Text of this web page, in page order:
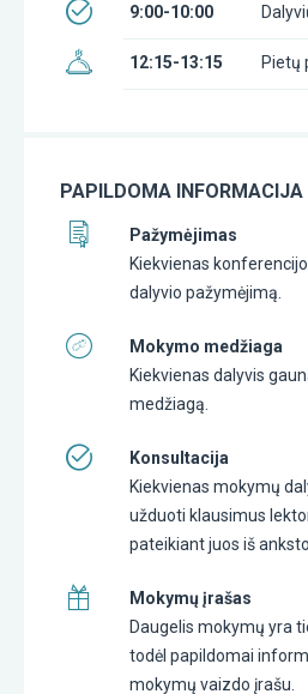
9:00-10:00
12:15-13:15 Pietų
PAPILDOMA INFORMACIJA
Pažymėjimas
Kiekvienas
dalyvio pažymėjimą.
Mokymo medžiaga
Kiekvienas dalyvis
medžiagą.
Konsultacija
Kiekvienas mokymų
užduoti klausimus
pateikiant juos iš anksto.
Mokymų įrašas
Daugelis mokymų yra
todėl papildomai
mokymų vaizdo įrašu.